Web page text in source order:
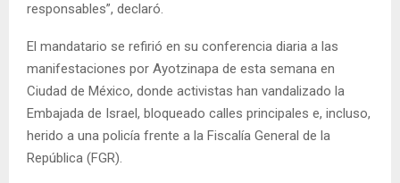
responsables”, declaró.
El mandatario se refirió en su conferencia diaria a las
manifestaciones por Ayotzinapa de esta semana en
Ciudad de México, donde activistas han vandalizado la
Embajada de Israel, bloqueado calles principales e, incluso,
herido a una policía frente a la Fiscalía General de la
República (FGR).